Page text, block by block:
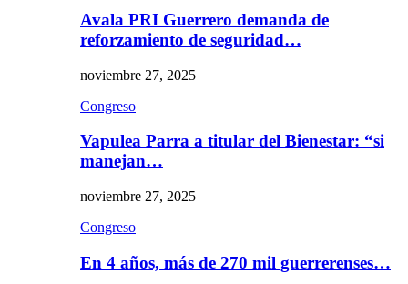
Avala PRI Guerrero demanda de
reforzamiento de seguridad…
noviembre 27, 2025
Congreso
Vapulea Parra a titular del Bienestar: “si
manejan…
noviembre 27, 2025
Congreso
En 4 años, más de 270 mil guerrerenses…